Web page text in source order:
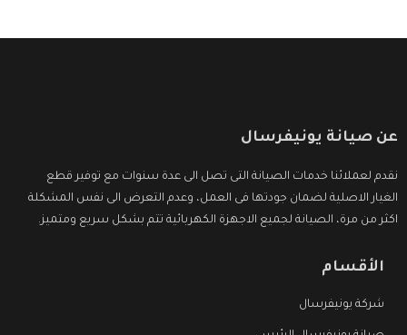
عن صيانة يونيفرسال
نقدم لعملائنا خدمات الصيانة التى تصل الى عدة سنوات مع توفير قطع
الغيار الاصلية لضمان جودتها فى العمل، وعدم التعرض الى نفس المشكلة
اكثر من مرة، الصيانة لجميع الاجهزة الكهربائية تتم بشكل سريع ومتميز.
الأقسام
شركة يونيفرسال